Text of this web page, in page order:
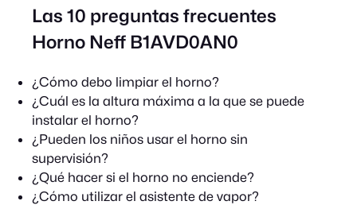
Las 10 preguntas frecuentes
Horno Neff B1AVD0AN0
¿Cómo debo limpiar el horno?
¿Cuál es la altura máxima a la que se puede
instalar el horno?
¿Pueden los niños usar el horno sin
supervisión?
¿Qué hacer si el horno no enciende?
¿Cómo utilizar el asistente de vapor?